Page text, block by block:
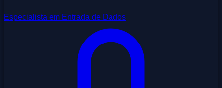
Especialista em Entrada de Dados